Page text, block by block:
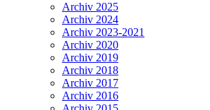
Archiv 2025
Archiv 2024
Archiv 2023-2021
Archiv 2020
Archiv 2019
Archiv 2018
Archiv 2017
Archiv 2016